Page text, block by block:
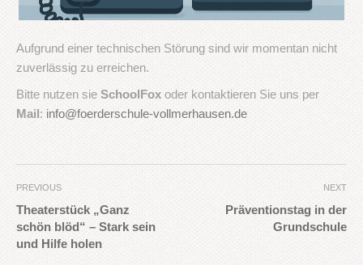
Aufgrund einer technischen Störung sind wir momentan nicht
zuverlässig zu erreichen.
Bitte nutzen sie SchoolFox oder kontaktieren Sie uns per
Mail: info@foerderschule-vollmerhausen.de
PREVIOUS
Theaterstück „Ganz
schön blöd“ – Stark sein
und Hilfe holen
NEXT
Präventionstag in der
Grundschule